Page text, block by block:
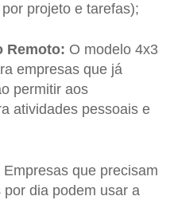
projeto e tarefas);
Remoto: O modelo 4x3
empresas que já
permitir aos
atividades pessoais e
Empresas que precisam
dia podem usar a